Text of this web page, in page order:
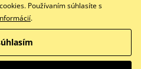
www.tatramoto.sk
vyhradené
Používaním súhlasíte s
.